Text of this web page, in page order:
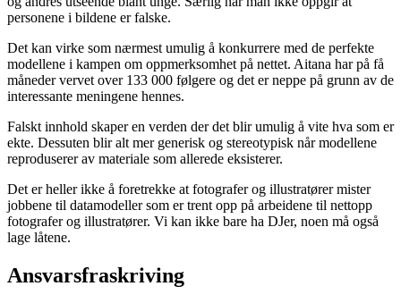
personene i bildene er falske.
Det kan virke som nærmest umulig å konkurrere med de perfekte
modellene i kampen om oppmerksomhet på nettet. Aitana har på få
måneder vervet over 133 000 følgere og det er neppe på grunn av de
interessante meningene hennes.
Falskt innhold skaper en verden der det blir umulig å vite hva som er
ekte. Dessuten blir alt mer generisk og stereotypisk når modellene
reproduserer av materiale som allerede eksisterer.
Det er heller ikke å foretrekke at fotografer og illustratører mister
jobbene til datamodeller som er trent opp på arbeidene til nettopp
fotografer og illustratører. Vi kan ikke bare ha DJer, noen må også
lage låtene.
Ansvarsfraskriving